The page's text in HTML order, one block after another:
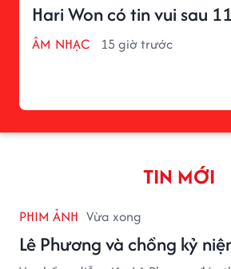
Hari Won có tin vui sau
ÂM NHẠC 15 giờ trước
TIN MỚI
PHIM ẢNH Vừa xong
Lê Phương và chồng kỷ